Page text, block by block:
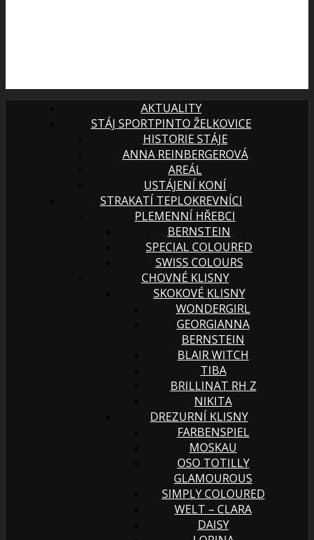
AKTUALITY
STÁJ SPORTPINTO ŽELKOVICE
HISTORIE STÁJE
ANNA REINBERGEROVÁ
AREÁL
USTÁJENÍ KONÍ
STRAKATÍ TEPLOKREVNÍCI
PLEMENNÍ HŘEBCI
BERNSTEIN
SPECIAL COLOURED
SWISS COLOURS
CHOVNÉ KLISNY
SKOKOVÉ KLISNY
WONDERGIRL
GEORGIANNA
BERNSTEIN
BLAIR WITCH
TIBA
BRILLINAT RH Z
NIKITA
DREZURNÍ KLISNY
FARBENSPIEL
MOSKAU
OSO TOTILLY
GLAMOUROUS
SIMPLY COLOURED
WELT – CLARA
DAISY